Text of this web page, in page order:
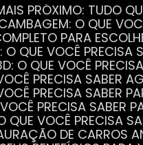
PRÓXIMO: TUDO
O QUE
PARA
O QUE VOCÊ PRECISA
O QUE VOCÊ
PRECISA SABER
PRECISA SABER
PRECISA SABER
QUE VOCÊ PRECISA
DE CARROS